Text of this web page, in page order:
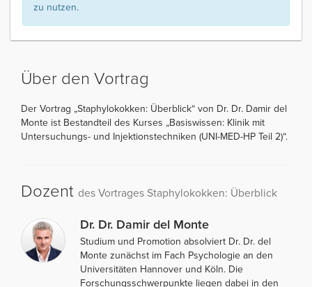
zu nutzen.
Über den Vortrag
Der Vortrag „Staphylokokken: Überblick“ von Dr. Dr. Damir del
Monte ist Bestandteil des Kurses „Basiswissen: Klinik mit
Untersuchungs- und Injektionstechniken (UNI-MED-HP Teil 2)“.
Dozent des Vortrages Staphylokokken: Überblick
Dr. Dr. Damir del Monte
Studium und Promotion absolviert Dr. Dr. del
Monte zunächst im Fach Psychologie an den
Universitäten Hannover und Köln. Die
Forschungsschwerpunkte liegen dabei in den